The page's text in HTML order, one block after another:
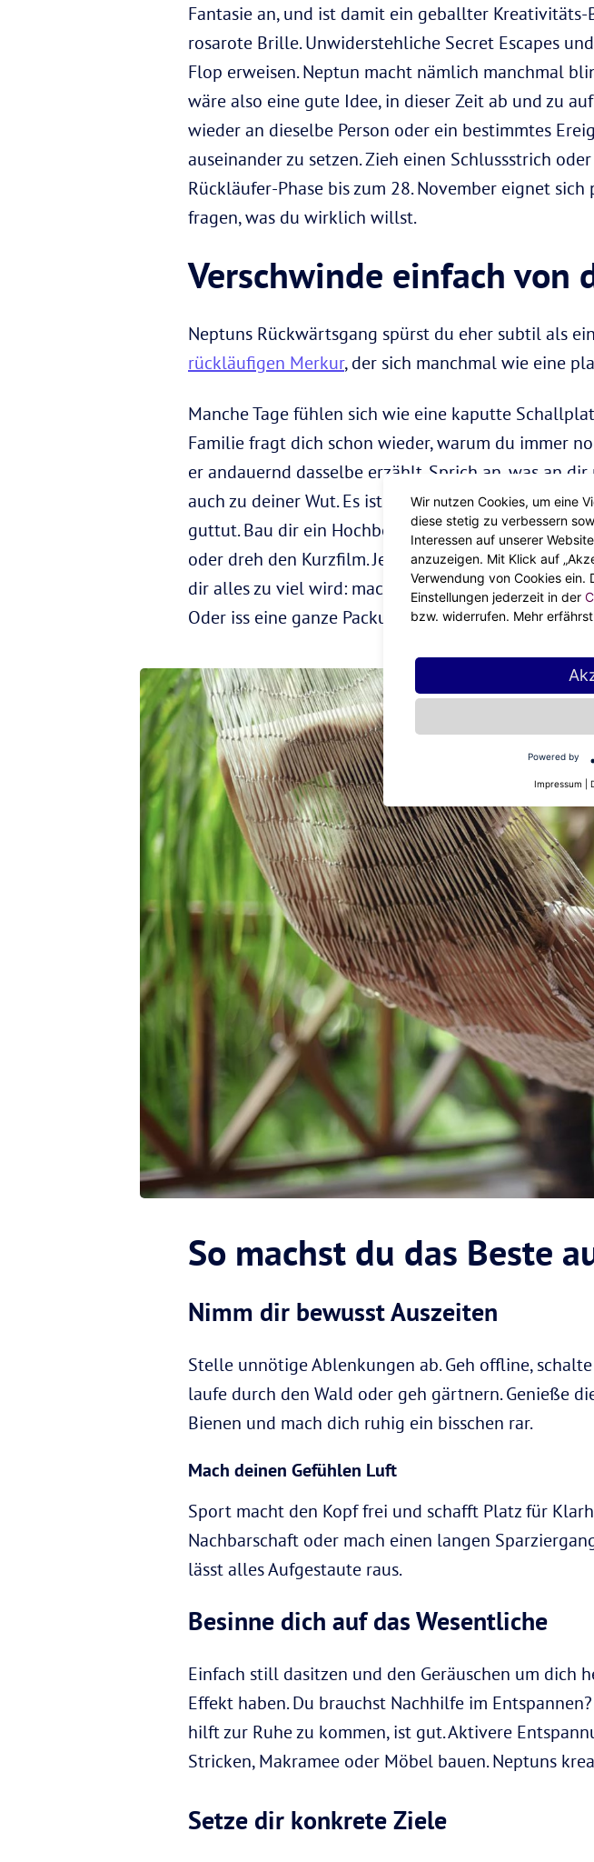
Fantasie an, und ist damit ein geballter
rosarote Brille. Unwiderstehliche Secret Escapes
Flop erweisen. Neptun macht nämlich manchmal
wäre also eine gute Idee, in dieser Zeit ab und zu
wieder an dieselbe Person oder ein bestimmtes
auseinander zu setzen. Zieh einen Schlussstrich
Rückläufer-Phase bis zum 28. November eignet
fragen, was du wirklich willst.
Verschwinde einfach von
Neptuns Rückwärtsgang spürst du eher subtil als
rückläufigen Merkur, der sich manchmal wie eine
Manche Tage fühlen sich wie eine kaputte
Familie fragt dich schon wieder, warum du immer
er andauernd dasselbe erzählt. Sprich an, was an
auch zu deiner Wut. Es ist okay, sauer zu sein. Und
guttut. Bau dir ein Hochbeet, wirf ein paar
oder dreh den Kurzfilm. Jetzt ist die Zeit, mit dem
dir alles zu viel wird: mach’s dir irgendwo schön,
Oder iss eine ganze Packung Eis. Du wirst merken,
So machst du das Beste
Nimm dir bewusst Auszeiten
Stelle unnötige Ablenkungen ab. Geh offline,
laufe durch den Wald oder geh gärtnern. Genieße
Bienen und mach dich ruhig ein bisschen rar.
Mach deinen Gefühlen Luft
Sport macht den Kopf frei und schafft Platz für
Nachbarschaft oder mach einen langen
lässt alles Aufgestaute raus.
Besinne dich auf das Wesentliche
Einfach still dasitzen und den Geräuschen um dich
Effekt haben. Du brauchst Nachhilfe im
hilft zur Ruhe zu kommen, ist gut. Aktivere
Stricken, Makramee oder Möbel bauen. Neptuns
Setze dir konkrete Ziele
Wir nutzen Cookies, um eine
diese stetig zu verbessern
Interessen auf unserer
anzuzeigen. Mit Klick auf
Verwendung von Cookies ein.
Einstellungen jederzeit in der
bzw. widerrufen. Mehr
Powered by
Impressum